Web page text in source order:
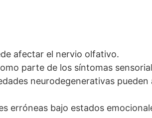
afectar el nervio olfativo.
parte de los síntomas
neurodegenerativas
erróneas bajo estados